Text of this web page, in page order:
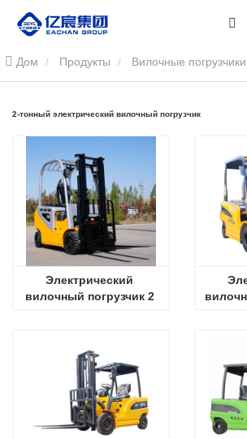
Дом Продукты Вилочные погрузчики
погрузчик
2-тонный электрический вилочный погрузчик
Электрический
вилочный погрузчик 2